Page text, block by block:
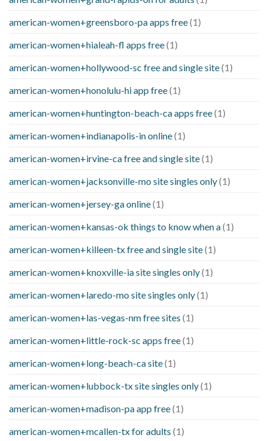
american-women+greensboro-pa apps free(1)
american-women+hialeah-fl apps free(1)
american-women+hollywood-sc free and single site(1)
american-women+honolulu-hi app free(1)
american-women+huntington-beach-ca apps free(1)
american-women+indianapolis-in online(1)
american-women+irvine-ca free and single site(1)
american-women+jacksonville-mo site singles only(1)
american-women+jersey-ga online(1)
american-women+kansas-ok things to know when a(1)
american-women+killeen-tx free and single site(1)
american-women+knoxville-ia site singles only(1)
american-women+laredo-mo site singles only(1)
american-women+las-vegas-nm free sites (1)
american-women+little-rock-sc apps free(1)
american-women+long-beach-ca site(1)
american-women+lubbock-tx site singles only(1)
american-women+madison-pa app free(1)
american-women+mcallen-tx for adults (1)